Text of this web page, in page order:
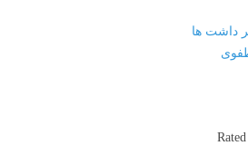
داشت ها